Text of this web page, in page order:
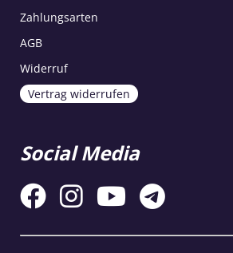
Zahlungsarten
AGB
Widerruf
Vertrag widerrufen
Social Media